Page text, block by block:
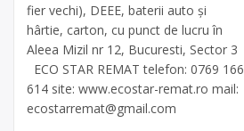
fier vechi), DEEE, baterii auto și
hârtie, carton, cu punct de lucru în
Aleea Mizil nr 12, Bucuresti, Sector 3
ECO STAR REMAT telefon: 0769 166
614 site: www.ecostar-remat.ro mail:
ecostarremat@gmail.com